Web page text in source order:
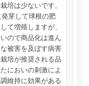
培は少ないです。
芽して球根の肥
て増殖しますが、
ので商品化は進ん
被害を及ぼす病害
培が推奨される品
においの刺激によ
維持に効果がある